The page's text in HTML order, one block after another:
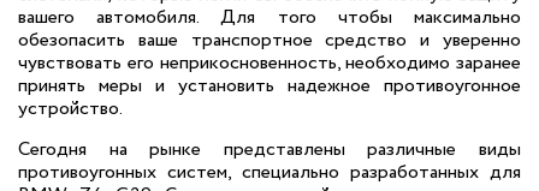
вашего автомобиля. Для того чтобы максимально
обезопасить ваше транспортное средство и уверенно
чувствовать его неприкосновенность, необходимо заранее
принять меры и установить надежное противоугонное
устройство.
Сегодня на рынке представлены различные виды
противоугонных систем, специально разработанных для